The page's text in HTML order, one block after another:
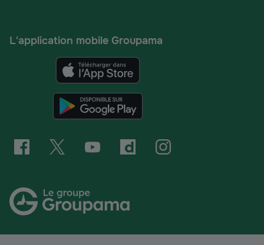
L'application mobile Groupama